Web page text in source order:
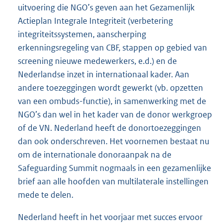
uitvoering die NGO’s geven aan het Gezamenlijk
Actieplan Integrale Integriteit (verbetering
integriteitssystemen, aanscherping
erkenningsregeling van CBF, stappen op gebied van
screening nieuwe medewerkers, e.d.) en de
Nederlandse inzet in internationaal kader. Aan
andere toezeggingen wordt gewerkt (vb. opzetten
van een ombuds-functie), in samenwerking met de
NGO’s dan wel in het kader van de donor werkgroep
of de VN. Nederland heeft de donortoezeggingen
dan ook onderschreven. Het voornemen bestaat nu
om de internationale donoraanpak na de
Safeguarding Summit nogmaals in een gezamenlijke
brief aan alle hoofden van multilaterale instellingen
mede te delen.
Nederland heeft in het voorjaar met succes ervoor